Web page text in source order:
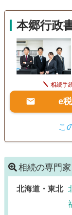
本郷行政
相続手
e
こ
相続の専門
北海道・東北